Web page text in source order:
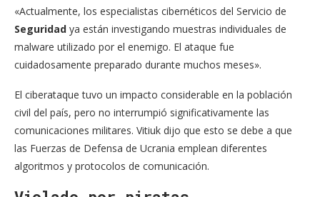
«Actualmente, los especialistas cibernéticos del Servicio de
Seguridad ya están investigando muestras individuales de
malware utilizado por el enemigo. El ataque fue
cuidadosamente preparado durante muchos meses».
El ciberataque tuvo un impacto considerable en la población
civil del país, pero no interrumpió significativamente las
comunicaciones militares. Vitiuk dijo que esto se debe a que
las Fuerzas de Defensa de Ucrania emplean diferentes
algoritmos y protocolos de comunicación.